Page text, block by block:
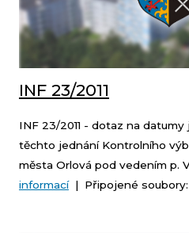
INF 23/2011
INF 23/2011 - dotaz na
těchto jednání Kontrolního
města Orlová pod vedením p.
informací| Připojené